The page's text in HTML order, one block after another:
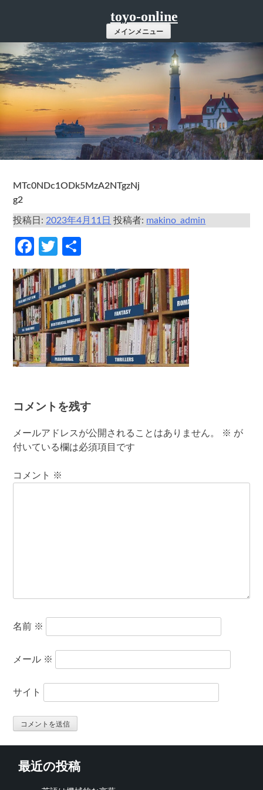
ツ
へ
ス
キ
ッ
プ
toyo-online
メインメニュー
MTc0NDc1ODk5MzA2NTgzNj
g2
投稿日: 2023年4月11日 投稿者: makino_admin
Facebook
Twitter
有
コメントを残す
メールアドレスが公開されることはありません。 ※ が
付いている欄は必須項目です
コメント ※
名前 ※
メール ※
サイト
最近の投稿